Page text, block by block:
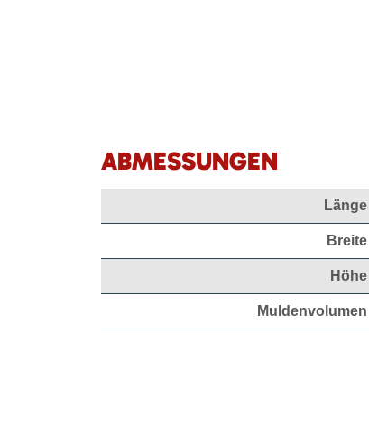
ABMESSUNGEN
Länge
Breite
Höhe
Muldenvolumen